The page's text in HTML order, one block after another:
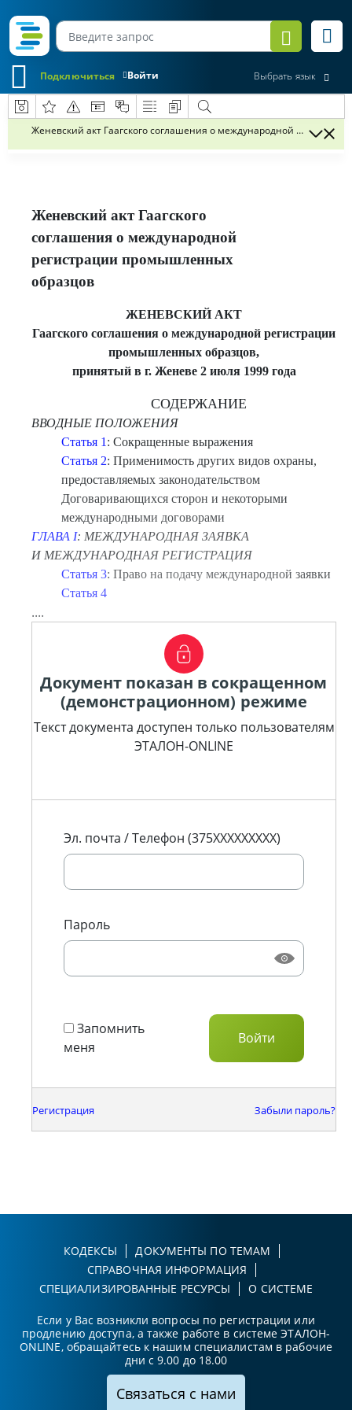
Войти
Подключиться Выбрать язык
Женевский акт Гаагского соглашения о международной
Женевский акт Гаагского
соглашения о международной
регистрации промышленных
образцов
ЖЕНЕВСКИЙ АКТ
Гаагского соглашения о международной регистрации
промышленных образцов,
принятый в г. Женеве 2 июля 1999 года
СОДЕРЖАНИЕ
ВВОДНЫЕ ПОЛОЖЕНИЯ
Статья 1 : Сокращенные выражения
Статья 2: Применимость других видов охраны,
предоставляемых законодательством
Договаривающихся сторон и некоторыми
международными договорами
ГЛАВА I: МЕЖДУНАРОДНАЯ ЗАЯВКА
И МЕЖДУНАРОДНАЯ РЕГИСТРАЦИЯ
Статья 3: Право на подачу международной заявки
Статья 4
....
Документ показан в сокращенном
(демонстрационном) режиме
Текст документа доступен только пользователям
ЭТАЛОН-ONLINE
Эл. почта / Телефон (375XXXXXXXXX)
Пароль
Запомнить
меня
Регистрация Забыли пароль?
КОДЕКСЫ
ДОКУМЕНТЫ ПО ТЕМАМ
СПРАВОЧНАЯ ИНФОРМАЦИЯ
СПЕЦИАЛИЗИРОВАННЫЕ РЕСУРСЫ
О СИСТЕМЕ
Если у Вас возникли вопросы по регистрации или
продлению доступа, а также работе в системе ЭТАЛОН-
ONLINE, обращайтесь к нашим специалистам в рабочие
дни с 9.00 до 18.00
Связаться с нами